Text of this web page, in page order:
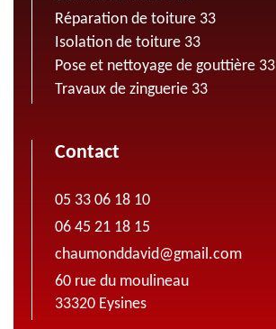
Réparation de toiture 33
Isolation de toiture 33
Pose et nettoyage de gouttière 33
Travaux de zinguerie 33
Contact
05 33 06 18 10
06 45 21 18 15
chaumonddavid@gmail.com
60 rue du moulineau
33320 Eysines